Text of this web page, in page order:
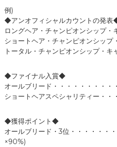
例)
◆アンオフィシャルカウントの発
ロングヘア・チャンピオンシップ・
ショートヘア・チャンピオンシップ
トータル・チャンピオンシップ・キ
◆ファイナル入賞◆
オールブリード・・・・・・・・・
ショートヘアスペシャリティー・・
◆獲得ポイント◆
オールブリード・3位・・・・・・
×90%)